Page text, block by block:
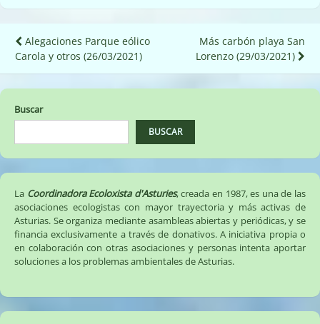
Navegación
de
entradas
Alegaciones Parque eólico
Carola y otros (26/03/2021)
Más carbón playa San
Lorenzo (29/03/2021)
Buscar
BUSCAR
La Coordinadora Ecoloxista d'Asturies, creada en 1987, es una de las
asociaciones ecologistas con mayor trayectoria y más activas de
Asturias. Se organiza mediante asambleas abiertas y periódicas, y se
financia exclusivamente a través de donativos. A iniciativa propia o
en colaboración con otras asociaciones y personas intenta aportar
soluciones a los problemas ambientales de Asturias.